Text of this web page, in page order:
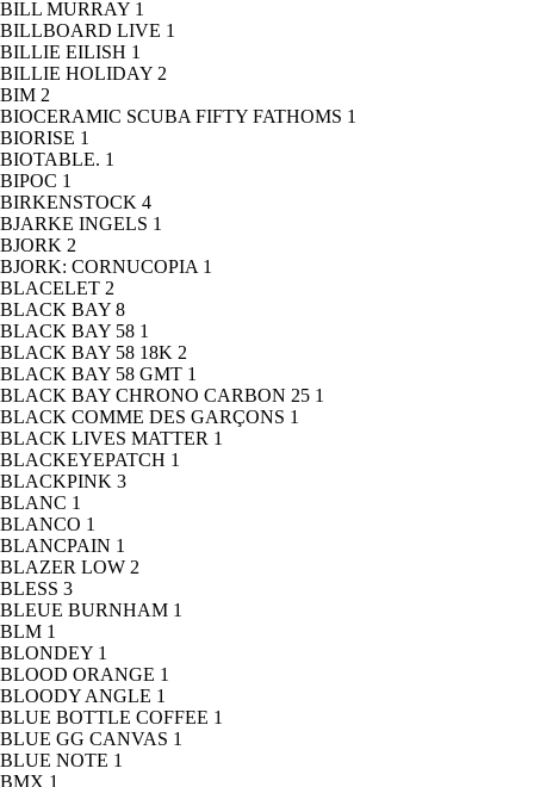
BILL MURRAY 1
BILLBOARD LIVE 1
BILLIE EILISH 1
BILLIE HOLIDAY 2
BIM 2
BIOCERAMIC SCUBA FIFTY FATHOMS 1
BIORISE 1
BIOTABLE. 1
BIPOC 1
BIRKENSTOCK 4
BJARKE INGELS 1
BJORK 2
BJORK: CORNUCOPIA 1
BLACELET 2
BLACK BAY 8
BLACK BAY 58 1
BLACK BAY 58 18K 2
BLACK BAY 58 GMT 1
BLACK BAY CHRONO CARBON 25 1
BLACK COMME DES GARÇONS 1
BLACK LIVES MATTER 1
BLACKEYEPATCH 1
BLACKPINK 3
BLANC 1
BLANCO 1
BLANCPAIN 1
BLAZER LOW 2
BLESS 3
BLEUE BURNHAM 1
BLM 1
BLONDEY 1
BLOOD ORANGE 1
BLOODY ANGLE 1
BLUE BOTTLE COFFEE 1
BLUE GG CANVAS 1
BLUE NOTE 1
BMX 1